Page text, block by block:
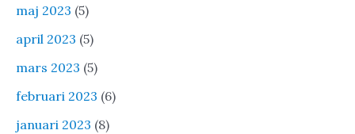
maj 2023 (5)
april 2023 (5)
mars 2023 (5)
februari 2023 (6)
januari 2023 (8)